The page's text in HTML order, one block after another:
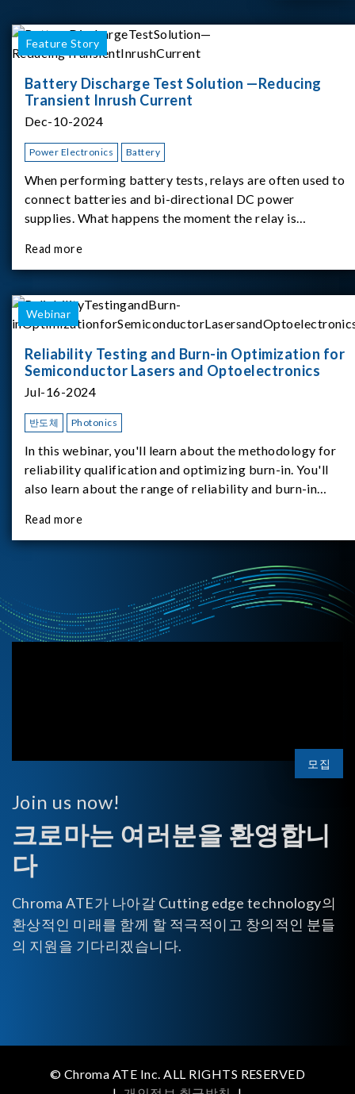
Feature Story
Battery Discharge Test Solution —Reducing
Transient Inrush Current
Dec-10-2024
Power Electronics Battery
When performing battery tests, relays are often used to
connect batteries and bi-directional DC power
supplies. What happens the moment the relay is
experimental equipment for this study.provides an
applicati
Read more
Webinar
Reliability Testing and Burn-in Optimization for
Semiconductor Lasers and Optoelectronics
Jul-16-2024
반도체 Photonics
In this webinar, you'll learn about the methodology for
reliability qualification and optimizing burn-in. You'll
also learn about the range of reliability and burn-in
test-as-a-service options.
Read more
모집
Join us now!
크로마는 여러분을 환영합니
다
Chroma ATE가 나아갈 Cutting edge technology의
환상적인 미래를 함께 할 적극적이고 창의적인 분들
의 지원을 기다리겠습니다.
© Chroma ATE Inc. ALL RIGHTS RESERVED